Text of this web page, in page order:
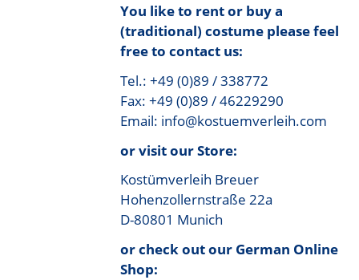
You like to rent or buy a
(traditional) costume please feel
free to contact us:
Tel.: +49 (0)89 / 338772
Fax: +49 (0)89 / 46229290
Email: info@kostuemverleih.com
or visit our Store:
Kostümverleih Breuer
Hohenzollernstraße 22a
D-80801 Munich
or check out our German Online
Shop: